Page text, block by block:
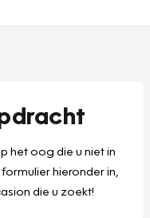
het oog die u niet in
hieronder in,
die u zoekt!